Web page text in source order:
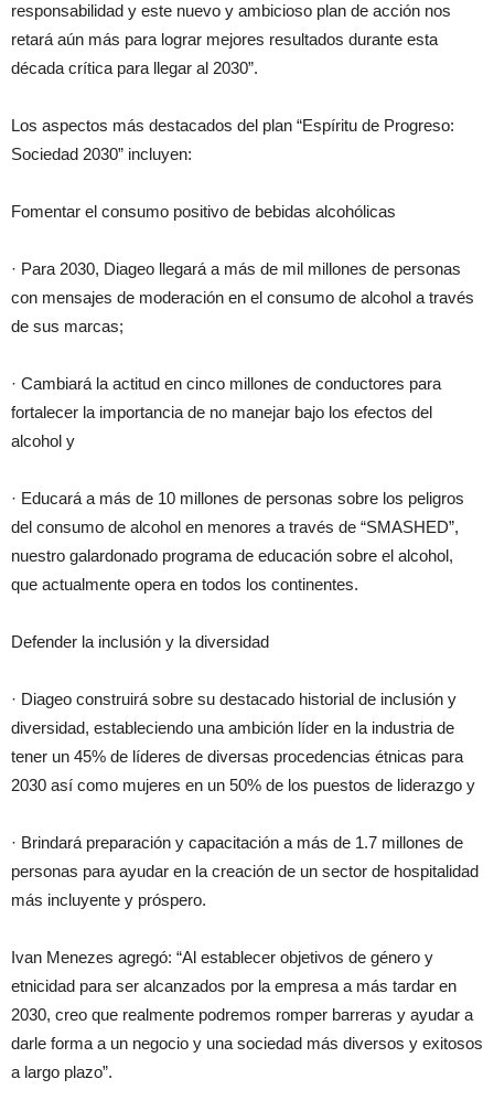
responsabilidad y este nuevo y ambicioso plan de acción nos
retará aún más para lograr mejores resultados durante esta
década crítica para llegar al 2030”.
Los aspectos más destacados del plan “Espíritu de Progreso:
Sociedad 2030” incluyen:
Fomentar el consumo positivo de bebidas alcohólicas
· Para 2030, Diageo llegará a más de mil millones de personas
con mensajes de moderación en el consumo de alcohol a través
de sus marcas;
· Cambiará la actitud en cinco millones de conductores para
fortalecer la importancia de no manejar bajo los efectos del
alcohol y
· Educará a más de 10 millones de personas sobre los peligros
del consumo de alcohol en menores a través de “SMASHED”,
nuestro galardonado programa de educación sobre el alcohol,
que actualmente opera en todos los continentes.
Defender la inclusión y la diversidad
· Diageo construirá sobre su destacado historial de inclusión y
diversidad, estableciendo una ambición líder en la industria de
tener un 45% de líderes de diversas procedencias étnicas para
2030 así como mujeres en un 50% de los puestos de liderazgo y
· Brindará preparación y capacitación a más de 1.7 millones de
personas para ayudar en la creación de un sector de hospitalidad
más incluyente y próspero.
Ivan Menezes agregó: “Al establecer objetivos de género y
etnicidad para ser alcanzados por la empresa a más tardar en
2030, creo que realmente podremos romper barreras y ayudar a
darle forma a un negocio y una sociedad más diversos y exitosos
a largo plazo”.